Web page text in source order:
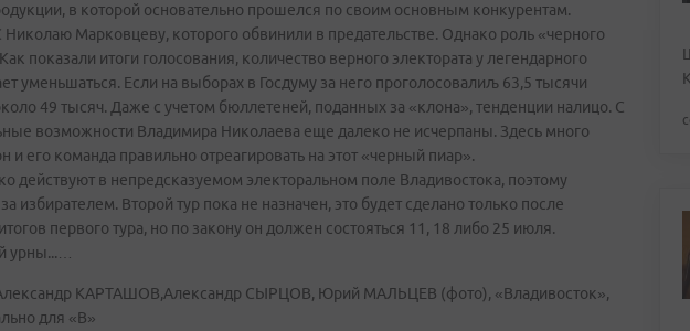
в которой основательно прошелся по своим основным конкурентам.
Николаю Марковцеву, которого обвинили в предательстве. Однако роль «черного
показали итоги голосования, количество верного электората у легендарного
уменьшаться. Если на выборах в Госдуму за него проголосовалиљ 63,5 тысячи
49 тысяч. Даже с учетом бюллетеней, поданных за «клона», тенденции налицо. С
возможности Владимира Николаева еще далеко не исчерпаны. Здесь много
и его команда правильно отреагировать на этот «черный пиар».
действуют в непредсказуемом электоральном поле Владивостока, поэтому
избирателем. Второй тур пока не назначен, это будет сделано только после
первого тура, но по закону он должен состояться 11, 18 либо 25 июля.
урны...…
КАРТАШОВ,Александр СЫРЦОВ, Юрий МАЛЬЦЕВ (фото), «Владивосток»,
для «В»